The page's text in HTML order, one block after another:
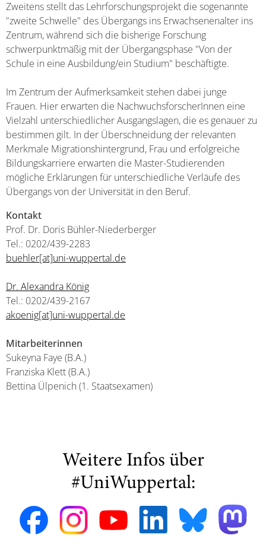
Zweitens stellt das Lehrforschungsprojekt die sogenannte
"zweite Schwelle" des Übergangs ins Erwachsenenalter ins
Zentrum, während sich die bisherige Forschung
schwerpunktmäßig mit der Übergangsphase "Von der
Schule in eine Ausbildung/ein Studium" beschäftigte.
Im Zentrum der Aufmerksamkeit stehen dabei junge
Frauen. Hier erwarten die NachwuchsforscherInnen eine
Vielzahl unterschiedlicher Ausgangslagen, die es genauer zu
bestimmen gilt. In der Überschneidung der relevanten
Merkmale Migrationshintergrund, Frau und erfolgreiche
Bildungskarriere erwarten die Master-Studierenden
mögliche Erklärungen für unterschiedliche Verläufe des
Übergangs von der Universität in den Beruf.
Kontakt
Prof. Dr. Doris Bühler-Niederberger
Tel.: 0202/439-2283
buehler[at]uni-wuppertal.de
Dr. Alexandra König
Tel.: 0202/439-2167
akoenig[at]uni-wuppertal.de
Mitarbeiterinnen
Sukeyna Faye (B.A.)
Franziska Klett (B.A.)
Bettina Ülpenich (1. Staatsexamen)
Weitere Infos über
#UniWuppertal: